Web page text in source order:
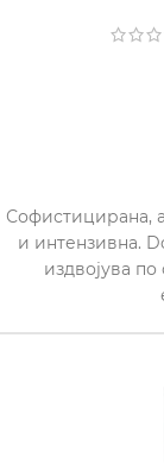
Софистицирана,
и интензивна.
издвојува